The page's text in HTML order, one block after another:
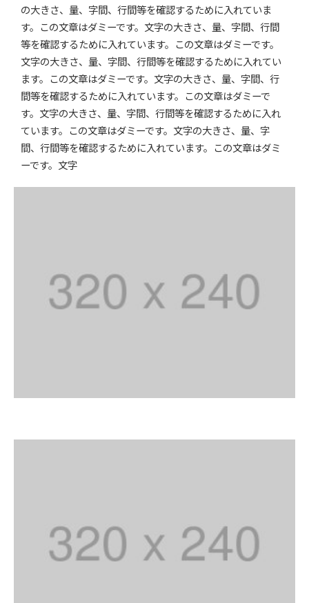
の大きさ、量、字間、行間等を確認するために入れていま
す。この文章はダミーです。文字の大きさ、量、字間、行間
等を確認するために入れています。この文章はダミーです。
文字の大きさ、量、字間、行間等を確認するために入れてい
ます。この文章はダミーです。文字の大きさ、量、字間、行
間等を確認するために入れています。この文章はダミーで
す。文字の大きさ、量、字間、行間等を確認するために入れ
ています。この文章はダミーです。文字の大きさ、量、字
間、行間等を確認するために入れています。この文章はダミ
ーです。文字